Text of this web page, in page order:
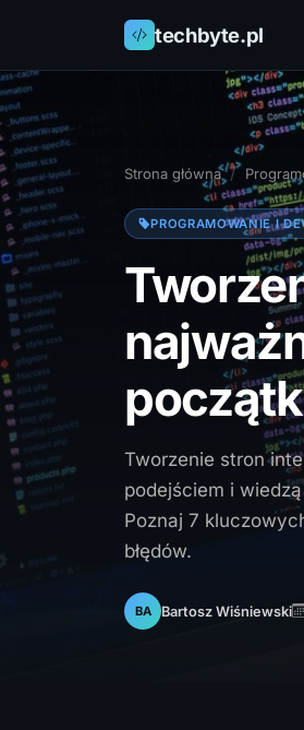
techbyte.pl
Strona główna
PROGRAMOWANIE I
Tworzenie stron
podejściem i
Poznaj 7
błędów.
BA Bartosz Wiśniewski